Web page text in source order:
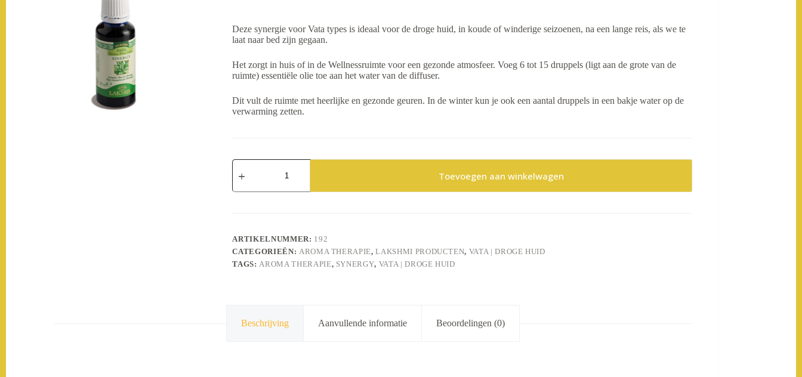
Deze synergie voor Vata types is ideaal voor de droge huid, in koude of winderige seizoenen, na een lange reis, als we te
laat naar bed zijn gegaan.
Het zorgt in huis of in de Wellnessruimte voor een gezonde atmosfeer. Voeg 6 tot 15 druppels (ligt aan de grote van de
ruimte) essentiële olie toe aan het water van de diffuser.
Dit vult de ruimte met heerlijke en gezonde geuren. In de winter kun je ook een aantal druppels in een bakje water op de
verwarming zetten.
LakShmi
Synergy
Vata
Toevoegen aan winkelwagen
ARTIKELNUMMER: 192
CATEGORIEËN: AROMA THERAPIE,LAKSHMI PRODUCTEN, VATA | DROGE HUID
TAGS:AROMA THERAPIE, SYNERGY, VATA | DROGE HUID
Beschrijving Aanvullende informatie Beoordelingen (0)